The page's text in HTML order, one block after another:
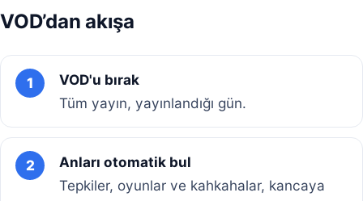
VOD’dan akışa
1
VOD'u bırak
Tüm yayın, yayınlandığı gün.
2
Anları otomatik bul
Tepkiler, oyunlar ve kahkahalar, kancaya